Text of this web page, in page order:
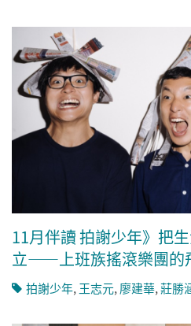
11月伴讀 拍謝少年》把
立——上班族搖滾樂團的
拍謝少年, 王志元, 廖建華,莊勝